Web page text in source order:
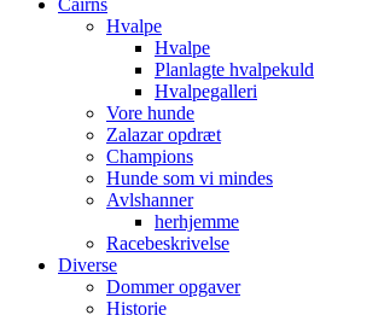
Cairns
Hvalpe
Hvalpe
Planlagte hvalpekuld
Hvalpegalleri
Vore hunde
Zalazar opdræt
Champions
Hunde som vi mindes
Avlshanner
herhjemme
Racebeskrivelse
Diverse
Dommer opgaver
Historie